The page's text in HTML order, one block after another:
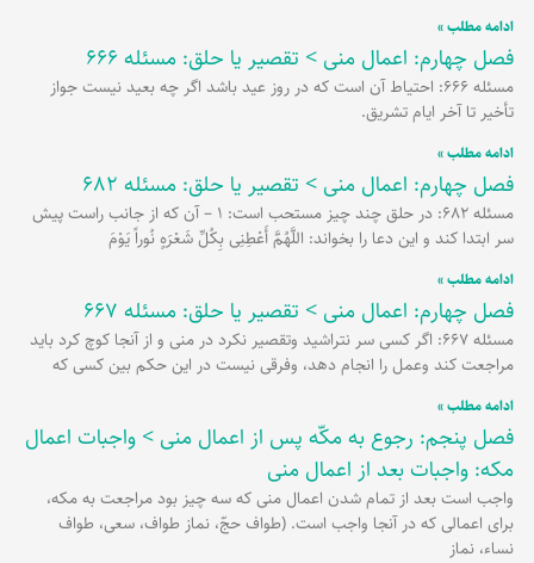
ادامه مطلب »
فصل چهارم: اعمال منی > تقصیر یا حلق: مسئله 666
مسئله 666: احتیاط آن است که در روز عید باشد اگر چه بعید نیست جواز
تأخیر تا آخر ایام تشریق.
ادامه مطلب »
فصل چهارم: اعمال منی > تقصیر یا حلق: مسئله 682
مسئله 682: در حلق چند چیز مستحب است: 1 – آن که از جانب راست پیش
سر ابتدا کند و این دعا را بخواند: اللَّهُمَّ أَعْطِنِی بِکُلِّ شَعْرَهٍ نُوراً یَوْمَ
ادامه مطلب »
فصل چهارم: اعمال منی > تقصیر یا حلق: مسئله 667
مسئله 667: اگر کسی سر نتراشید وتقصیر نکرد در منی و از آنجا کوچ کرد باید
مراجعت کند وعمل را انجام دهد، وفرقی نیست در این حکم بین کسی که
ادامه مطلب »
فصل پنجم: رجوع به مکّه پس از اعمال منی > واجبات اعمال
مکه: واجبات بعد از اعمال منی
واجب است بعد از تمام شدن اعمال منی که سه چیز بود مراجعت به مکه،
برای اعمالی که در آنجا واجب است. (طواف حجّ، نماز طواف، سعی، طواف
نساء، نماز